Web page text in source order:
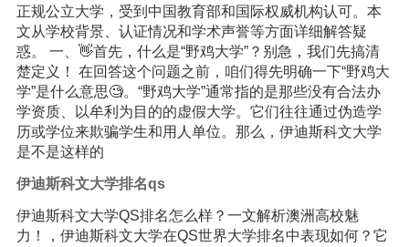
正规公立大学，受到中国教育部和国际权威机构认可。本
文从学校背景、认证情况和学术声誉等方面详细解答疑
惑。 一、👋首先，什么是“野鸡大学”？别急，我们先搞清
楚定义！ 在回答这个问题之前，咱们得先明确一下“野鸡大
学”是什么意思🧐。“野鸡大学”通常指的是那些没有合法办
学资质、以牟利为目的的虚假大学。它们往往通过伪造学
历或学位来欺骗学生和用人单位。那么，伊迪斯科文大学
是不是这样的
伊迪斯科文大学排名qs
伊迪斯科文大学QS排名怎么样？一文解析澳洲高校魅
力！，伊迪斯科文大学在QS世界大学排名中表现如何？它